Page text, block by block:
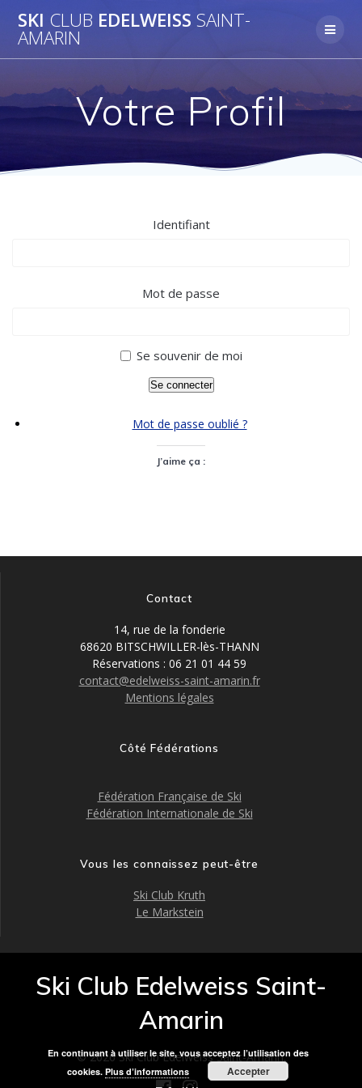
to
SKI CLUB EDELWEISS SAINT-
AMARIN
Votre Profil
Identifiant
Mot de passe
Se souvenir de moi
Se connecter
Mot de passe oublié ?
J’aime ça :
Contact
14, rue de la fonderie
68620 BITSCHWILLER-lès-THANN
Réservations : 06 21 01 44 59
contact@edelweiss-saint-amarin.fr
Mentions légales
Côté Fédérations
Fédération Française de Ski
Fédération Internationale de Ski
Vous les connaissez peut-être
Ski Club Kruth
Le Markstein
Ski Club Edelweiss Saint-
Amarin
© 2026 Ski Club Edelweiss Saint-Amarin.
En continuant à utiliser le site, vous acceptez l’utilisation des
cookies.Plus d’informations Accepter